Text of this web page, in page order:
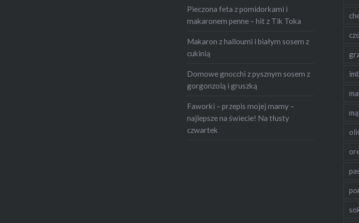
Pieczona feta z pomidorkami i
makaronem penne – hit z Tik Toka
Makaron z halloumi i białym sosem z
cukinią
Domowe gnocchi z pysznym sosem z
gorgonzolą i gruszką
Faworki – przepis mojej mamy –
najlepsze na świecie! Na tłusty
czwartek